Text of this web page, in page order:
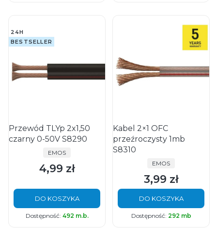
24H
BESTSELLER
Przewód TLYp 2x1,50
czarny 0-50V S8290
PRODUCENT
EMOS
Cena
4,99 zł
DO KOSZYKA
Dostępność: 492 m.b.
Kabel 2×1 OFC
przeźroczysty 1mb
S8310
PRODUCENT
EMOS
Cena
3,99 zł
DO KOSZYKA
Dostępność: 292 mb